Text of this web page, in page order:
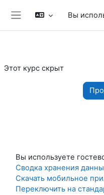
Вы
Этот курс скрыт
Вы используете
Сводка хранения
Скачать мобильное
Переключить на